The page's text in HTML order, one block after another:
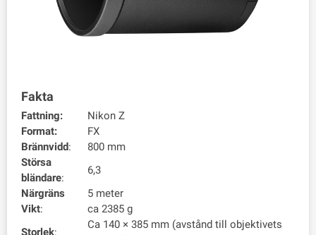
Fakta
Fattning:
Nikon Z
Format:
FX
Brännvidd:
800 mm
Störsa
bländare:
6,3
Närgräns
5 meter
Vikt:
ca 2385 g
Storlek:
Ca 140 × 385 mm (avstånd till objektivets